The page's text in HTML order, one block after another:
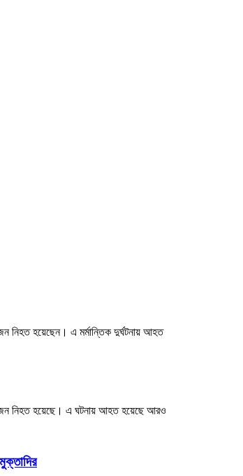
নিহত হয়েছেন। এ মর্মান্তিক দুর্ঘটনায় আহত
৮ জন নিহত হয়েছে। এ ঘটনায় আহত হয়েছে আরও